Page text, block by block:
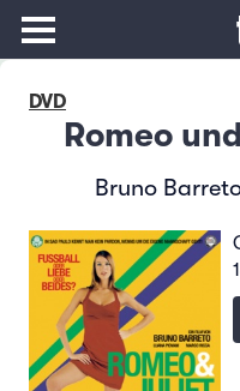
DVD
Romeo
Bruno